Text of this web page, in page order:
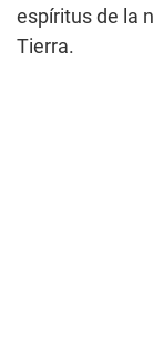
espíritus de la
Tierra.